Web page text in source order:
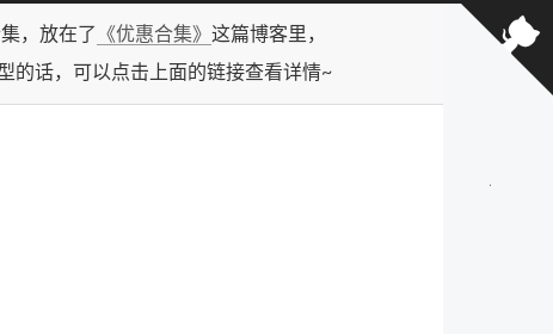
，放在了 《优惠合集》 这篇博客里，
的话，可以点击上面的链接查看详情~